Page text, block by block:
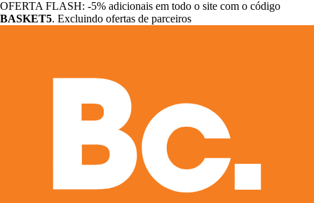
OFERTA FLASH: -5% adicionais em todo o site com o código
BASKET5. Excluindo ofertas de parceiros